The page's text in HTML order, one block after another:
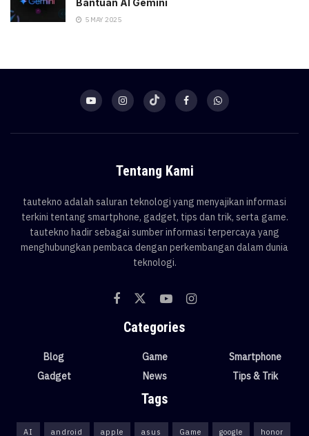
5 MAY 2025
Tentang Kami
tautekno adalah saluran teknologi yang menyajikan informasi
terkini tentang smartphone, gadget, tips dan trik, serta game.
tautekno hadir sebagai sumber informasi terpercaya yang
menghubungkan pembaca dengan perkembangan dalam dunia
teknologi.
Categories
Blog
Gadget
Game
News
Smartphone
Tips & Trik
Tags
AI android apple asus Game google honor